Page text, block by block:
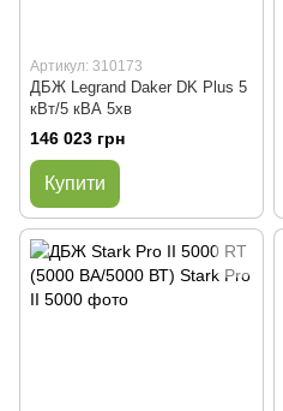
Артикул: 310173
ДБЖ Legrand Daker DK Plus 5
кВт/5 кВА 5хв
146 023 грн
Купити